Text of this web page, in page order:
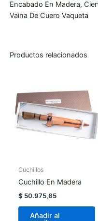
Encabado En Madera,
Vaina De Cuero Vaqueta
Productos relacionados
Cuchillos
Cuchillo En Madera
$ 50.975,85
Añadir al